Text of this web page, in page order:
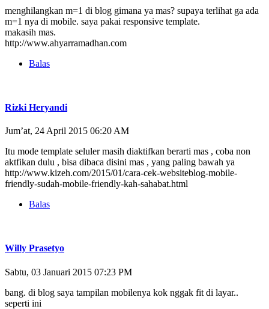
menghilangkan m=1 di blog gimana ya mas? supaya terlihat ga ada
m=1 nya di mobile. saya pakai responsive template.
makasih mas.
http://www.ahyarramadhan.com
Balas
Rizki Heryandi
Jum’at, 24 April 2015 06:20 AM
Itu mode template seluler masih diaktifkan berarti mas , coba non
aktfikan dulu , bisa dibaca disini mas , yang paling bawah ya
http://www.kizeh.com/2015/01/cara-cek-websiteblog-mobile-
friendly-sudah-mobile-friendly-kah-sahabat.html
Balas
Willy Prasetyo
Sabtu, 03 Januari 2015 07:23 PM
bang. di blog saya tampilan mobilenya kok nggak fit di layar..
seperti ini